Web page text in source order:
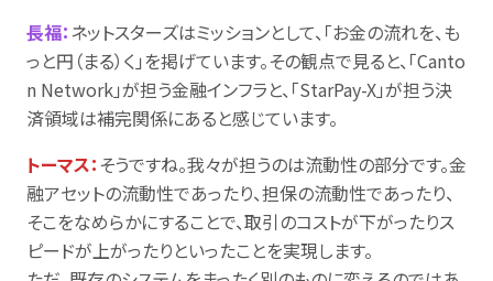
長福： ネットスターズはミッションとして、「お金の流れを、も
っと円（まる）く」を掲げています。その観点で見ると、「Canto
n Network」が担う金融インフラと、「StarPay-X」が担う決
済領域は補完関係にあると感じています。
トーマス： そうですね。我々が担うのは流動性の部分です。金
融アセットの流動性であったり、担保の流動性であったり、
そこをなめらかにすることで、取引のコストが下がったりス
ピードが上がったりといったことを実現します。